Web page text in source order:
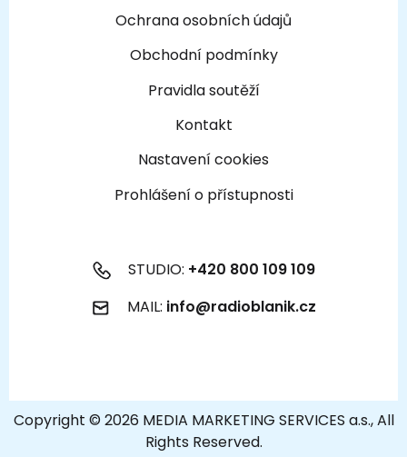
Ochrana osobních údajů
Obchodní podmínky
Pravidla soutěží
Kontakt
Nastavení cookies
Prohlášení o přístupnosti
STUDIO: +420 800 109 109
MAIL: info@radioblanik.cz
Copyright © 2026 MEDIA MARKETING SERVICES a.s., All
Rights Reserved.